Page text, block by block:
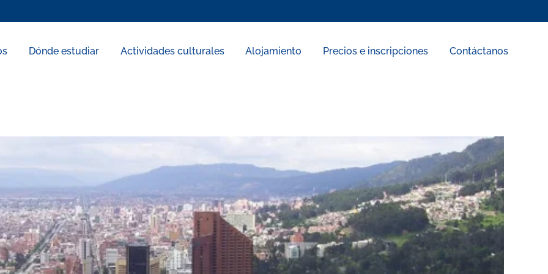
Dónde estudiar Actividades culturales Alojamiento Precios e inscripciones Contáctanos